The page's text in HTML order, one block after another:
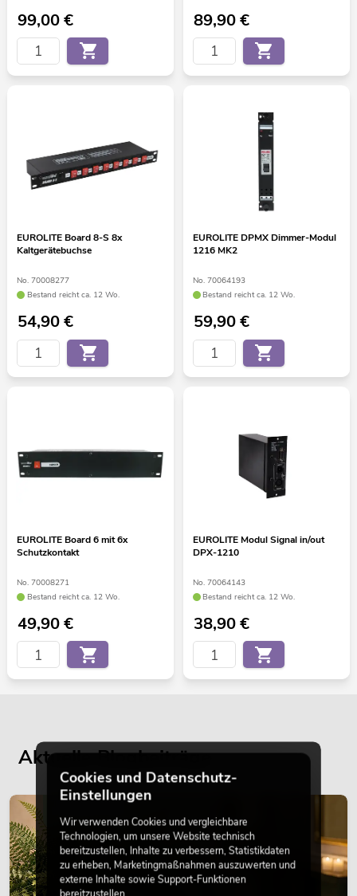
99,00€ 89,90€
EUROLITE Board 8-S 8x
Kaltgerätebuchse
No. 70008277
Bestand reicht ca. 12 Wo.
54,90€
EUROLITE DPMX Dimmer-Modul
1216 MK2
No. 70064193
Bestand reicht ca. 12 Wo.
59,90€
EUROLITE Board 6 mit 6x
Schutzkontakt
No. 70008271
Bestand reicht ca. 12 Wo.
49,90€
EUROLITE Modul Signal in/out
DPX-1210
No. 70064143
Bestand reicht ca. 12 Wo.
38,90€
Aktuelle Blogbeiträge
Cookies und Datenschutz-
Einstellungen
Wir verwenden Cookies und vergleichbare
Technologien, um unsere Website technisch
bereitzustellen, Inhalte zu verbessern, Statistikdaten
zu erheben, Marketingmaßnahmen auszuwerten und
externe Inhalte sowie Support-Funktionen
bereitzustellen.